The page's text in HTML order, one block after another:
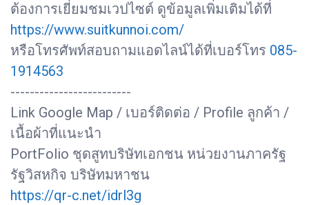
ต้องการเยี่ยมชมเวปไซต์ ดูข้อมูลเพิ่มเติมได้ที่
https://www.suitkunnoi.com/
หรือโทรศัพท์สอบถามแอดไลน์ได้ที่เบอร์โทร 085-
1914563
-------------------------
Link Google Map / เบอร์ติดต่อ / Profile ลูกค้า /
เนื้อผ้าที่แนะนำ
PortFolio ชุดสูทบริษัทเอกชน หน่วยงานภาครัฐ
รัฐวิสหกิจ บริษัทมหาชน
https://qr-c.net/idrl3g